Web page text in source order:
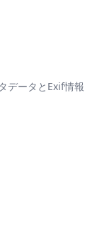
データとExif情報